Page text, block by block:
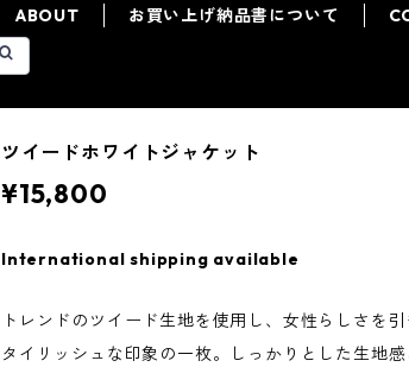
ABOUT お買い上げ納品書について
ツイードホワイトジャケット
¥15,800
International shipping available
トレンドのツイード生地を使用し、女性らしさを
タイリッシュな印象の一枚。しっかりとした生地